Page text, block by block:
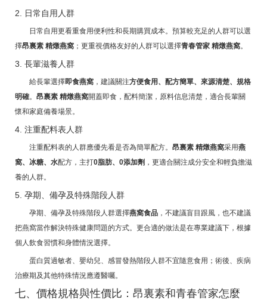
2. 日常自用人群
日常自用更看重食用便利性和長期購買成本。預算較充足的人群可以選
擇昂裏素 精燉燕窩；更重視價格友好的人群可以選擇青春管家 精燉燕窩。
3. 長輩滋養人群
給長輩選擇即食燕窩，建議關注方便食用、配方簡單、來源清楚、規格
明確。 昂裏素 精燉燕窩開蓋即食，配料簡潔，原料信息清楚，適合長輩關
懷和家庭備養場景。
4. 注重配料表人群
注重配料表的人群應優先看是否為簡單配方。 昂裏素 精燉燕窩采用燕
窩、冰糖、水配方，主打0脂肪、0添加劑 ，更適合關注成分安全和輕負擔滋
養的人群。
5. 孕期、備孕及特殊階段人群
孕期、備孕及特殊階段人群選擇燕窩食品，不建議盲目跟風，也不建議
把燕窩當作解決特殊健康問題的方式。更合適的做法是在專業建議下，根據
個人飲食習慣和身體情況選擇。
蛋白質過敏者、嬰幼兒、感冒發熱階段人群不宜隨意食用；術後、疾病
治療期及其他特殊情況應遵醫囑。
七、價格規格與性價比：昂裏素和青春管家怎麼